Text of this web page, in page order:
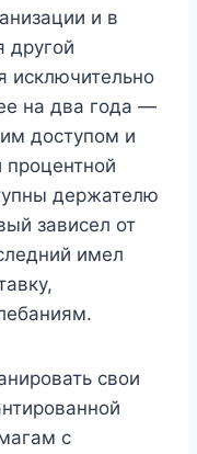
и в
другой
исключительно
на два года —
доступом и
процентной
держателю
зависел от
имел
свои
с